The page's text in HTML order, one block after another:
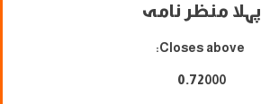
پہلا منظر نامہ
0.72000